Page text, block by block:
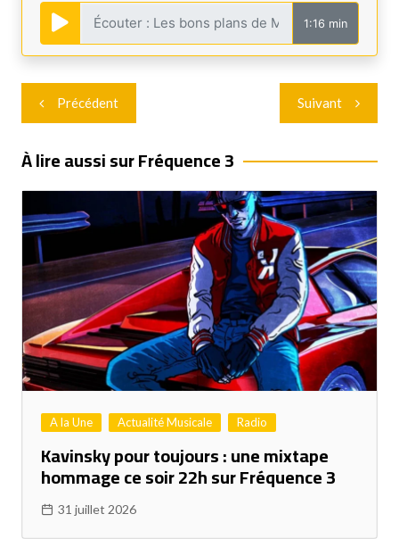
1:16 min
Navigation
de
l’article
Précédent Suivant
À lire aussi sur Fréquence 3
A la Une Actualité Musicale Radio
Kavinsky pour toujours : une mixtape
hommage ce soir 22h sur Fréquence 3
31 juillet 2026